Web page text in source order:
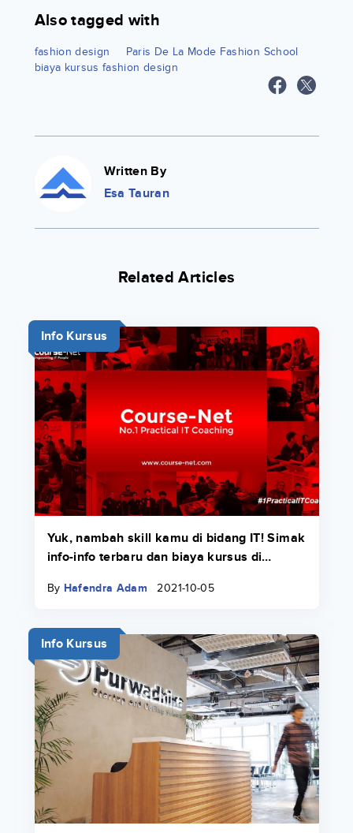
Also tagged with
fashion design
Paris De La Mode Fashion School
biaya kursus fashion design
Written By
Esa Tauran
Related Articles
Info Kursus
Yuk, nambah skill kamu di bidang IT! Simak
info-info terbaru dan biaya kursus di
By Hafendra Adam 2021-10-05
Info Kursus